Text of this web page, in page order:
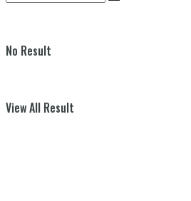
No Result
View All Result